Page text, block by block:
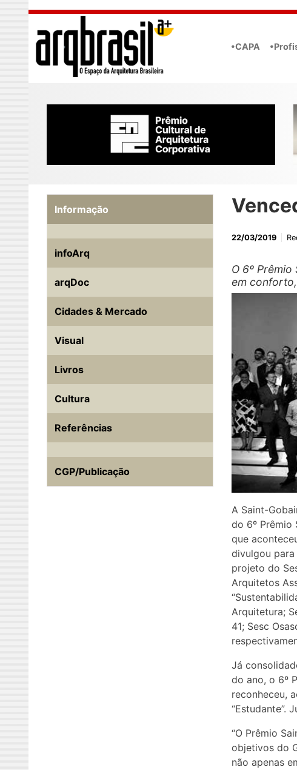
Skip to main content
•CAPA
22/03/2019
O 6º
em
A Saint-
do 6º Prêmio
que
divulgou
projeto do
Arquitetos
Arquitetura;
41; Sesc
Já
do ano, o 6º
reconheceu,
“Estudante”.
“O Prêmio
objetivos do
não apenas
Informação
infoArq
arqDoc
Cidades & Mercado
Visual
Livros
Cultura
Referências
CGP/Publicação